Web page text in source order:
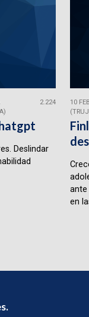
2.224
Deslindar
10
en